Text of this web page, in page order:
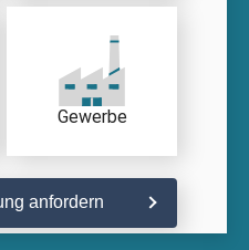
Gewerbe
anfordern